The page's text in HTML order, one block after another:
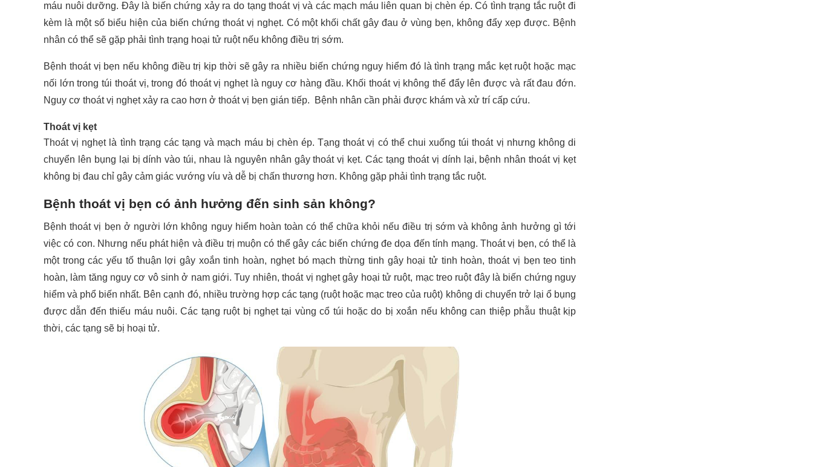
máu nuôi dưỡng. Đây là biến chứng xảy ra do tạng thoát vị và các mạch máu liên quan bị chèn ép. Có tình trạng tắc ruột đi
kèm là một số biểu hiện của biến chứng thoát vị nghẹt. Có một khối chất gây đau ở vùng bẹn, không đẩy xẹp được. Bệnh
nhân có thể sẽ gặp phải tình trạng hoại tử ruột nếu không điều trị sớm.
Bệnh thoát vị bẹn nếu không điều trị kịp thời sẽ gây ra nhiều biến chứng nguy hiểm đó là tình trạng mắc kẹt ruột hoặc mạc
nối lớn trong túi thoát vị, trong đó thoát vị nghẹt là nguy cơ hàng đầu. Khối thoát vị không thể đẩy lên được và rất đau đớn.
Nguy cơ thoát vị nghẹt xảy ra cao hơn ở thoát vị bẹn gián tiếp. Bệnh nhân cần phải được khám và xử trí cấp cứu.
Thoát vị kẹt
Thoát vị nghẹt là tình trạng các tạng và mạch máu bị chèn ép. Tạng thoát vị có thể chui xuống túi thoát vị nhưng không di
chuyển lên bụng lại bị dính vào túi, nhau là nguyên nhân gây thoát vị kẹt. Các tạng thoát vị dính lại, bệnh nhân thoát vị kẹt
không bị đau chỉ gây cảm giác vướng víu và dễ bị chấn thương hơn. Không gặp phải tình trạng tắc ruột.
Bệnh thoát vị bẹn có ảnh hưởng đến sinh sản không?
Bệnh thoát vị bẹn ở người lớn không nguy hiểm hoàn toàn có thể chữa khỏi nếu điều trị sớm và không ảnh hưởng gì tới
việc có con. Nhưng nếu phát hiện và điều trị muộn có thể gây các biến chứng đe dọa đến tính mạng. Thoát vị bẹn, có thể là
một trong các yếu tố thuận lợi gây xoắn tinh hoàn, nghẹt bó mạch thừng tinh gây hoại tử tinh hoàn, thoát vị bẹn teo tinh
hoàn, làm tăng nguy cơ vô sinh ở nam giới. Tuy nhiên, thoát vị nghẹt gây hoại tử ruột, mạc treo ruột đây là biến chứng nguy
hiểm và phổ biến nhất. Bên cạnh đó, nhiều trường hợp các tạng (ruột hoặc mạc treo của ruột) không di chuyển trở lại ổ bụng
được dẫn đến thiếu máu nuôi. Các tạng ruột bị nghẹt tại vùng cổ túi hoặc do bị xoắn nếu không can thiệp phẫu thuật kịp
thời, các tạng sẽ bị hoại tử.